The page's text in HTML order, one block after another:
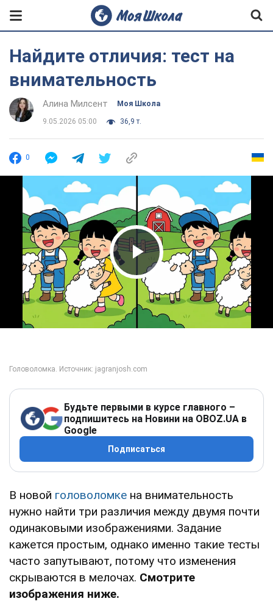
Найдите отличия: тест на
внимательность
Алина Милсент Моя Школа
9.05.2026 05:00 36,9 т.
0
Play Video
Будьте первыми в курсе главного –
подпишитесь на Новини на OBOZ.UA в
Google
Подписаться
В новой головоломке на внимательность
нужно найти три различия между двумя почти
одинаковыми изображениями. Задание
кажется простым, однако именно такие тесты
часто запутывают, потому что изменения
скрываются в мелочах. Смотрите
изображения ниже.